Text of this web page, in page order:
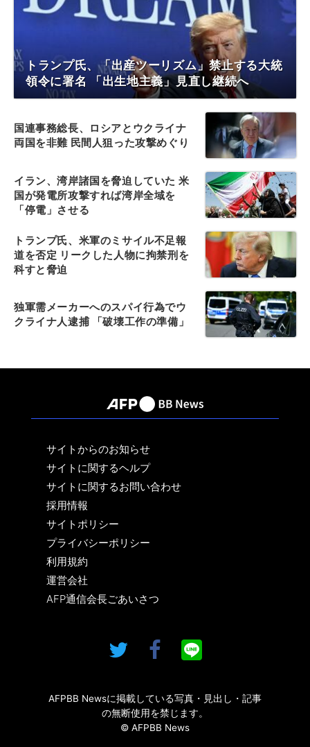
トランプ氏、「出産ツーリズム」禁止する大統
領令に署名 「出生地主義」見直し継続へ
国連事務総長、ロシアとウクライナ
両国を非難 民間人狙った攻撃めぐり
イラン、湾岸諸国を脅迫していた 米
国が発電所攻撃すれば湾岸全域を
「停電」させる
トランプ氏、米軍のミサイル不足報
道を否定 リークした人物に拘禁刑を
科すと脅迫
独軍需メーカーへのスパイ行為でウ
クライナ人逮捕 「破壊工作の準備」
サイトからのお知らせ
サイトに関するヘルプ
サイトに関するお問い合わせ
採用情報
サイトポリシー
プライバシーポリシー
利用規約
運営会社
AFP通信会長ごあいさつ
AFPBB Newsに掲載している写真・見出し・記事
の無断使用を禁じます。
© AFPBB News